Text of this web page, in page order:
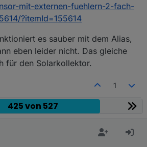
mit-externen-fuehlern-2-fach-
?itemId=155614
es sauber mit dem Alias,
eben leider nicht. Das gleiche
für den Solarkollektor.
1
425 von 527